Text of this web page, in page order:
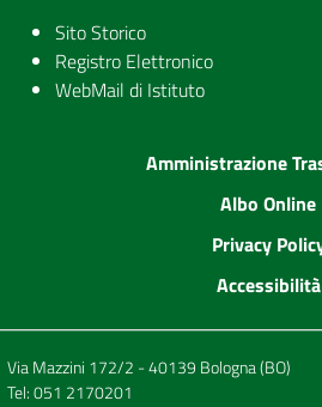
Sito Storico
Registro Elettronico
WebMail di Istituto
Amministrazione
Albo Online
Privacy
Accessibilità
Via Mazzini 172/2 - 40139 Bologna (BO)
Tel:051 2170201